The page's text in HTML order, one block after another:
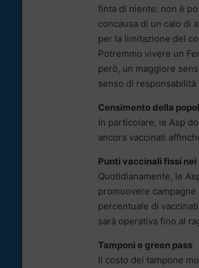
finta di niente: non è
concausa di un calo di
per la limitazione del
Potremmo vivere un
però, un maggiore
senso di responsabilità
Censimento della
In particolare, le Asp
ancora vaccinati
Punti vaccinali fissi nei
Quotidianamente, le
promuovere
percentuale di
sarà operativa fino al
Tamponi e green pass
Il costo del tampone